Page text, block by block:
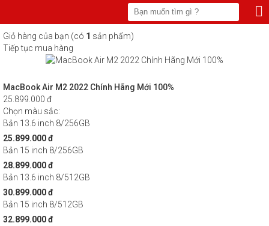
Giỏ hàng của bạn (có 1 sản phẩm)
Tiếp tục mua hàng
MacBook Air M2 2022 Chính Hãng Mới 100%
25.899.000 đ
Chọn màu sắc:
Bản 13.6 inch 8/256GB
25.899.000 đ
Bản 15 inch 8/256GB
28.899.000 đ
Bản 13.6 inch 8/512GB
30.899.000 đ
Bản 15 inch 8/512GB
32.899.000 đ